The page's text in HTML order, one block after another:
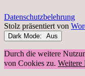
Datenschutzbelehrung
Stolz präsentiert von
Dark Mode:
Durch die weitere
von Cookies zu. Weitere